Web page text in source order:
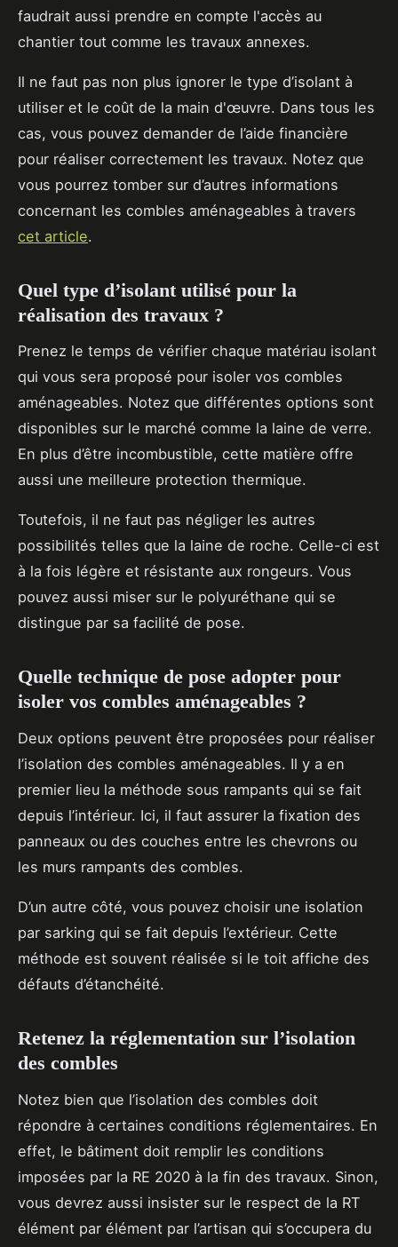
faudrait aussi prendre en compte l'accès au
chantier tout comme les travaux annexes.
Il ne faut pas non plus ignorer le type d’isolant à
utiliser et le coût de la main d'œuvre. Dans tous les
cas, vous pouvez demander de l’aide financière
pour réaliser correctement les travaux. Notez que
vous pourrez tomber sur d’autres informations
concernant les combles aménageables à travers
cet article.
Quel type d’isolant utilisé pour la
réalisation des travaux ?
Prenez le temps de vérifier chaque matériau isolant
qui vous sera proposé pour isoler vos combles
aménageables. Notez que différentes options sont
disponibles sur le marché comme la laine de verre.
En plus d’être incombustible, cette matière offre
aussi une meilleure protection thermique.
Toutefois, il ne faut pas négliger les autres
possibilités telles que la laine de roche. Celle-ci est
à la fois légère et résistante aux rongeurs. Vous
pouvez aussi miser sur le polyuréthane qui se
distingue par sa facilité de pose.
Quelle technique de pose adopter pour
isoler vos combles aménageables ?
Deux options peuvent être proposées pour réaliser
l’isolation des combles aménageables. Il y a en
premier lieu la méthode sous rampants qui se fait
depuis l’intérieur. Ici, il faut assurer la fixation des
panneaux ou des couches entre les chevrons ou
les murs rampants des combles.
D’un autre côté, vous pouvez choisir une isolation
par sarking qui se fait depuis l’extérieur. Cette
méthode est souvent réalisée si le toit affiche des
défauts d’étanchéité.
Retenez la réglementation sur l’isolation
des combles
Notez bien que l’isolation des combles doit
répondre à certaines conditions réglementaires. En
effet, le bâtiment doit remplir les conditions
imposées par la RE 2020 à la fin des travaux. Sinon,
vous devrez aussi insister sur le respect de la RT
élément par élément par l’artisan qui s’occupera du